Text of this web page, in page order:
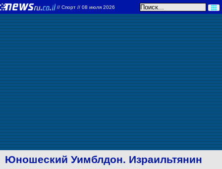
// Спорт // 08 июля 2026
Юношеский Уимблдон. Израильтянин